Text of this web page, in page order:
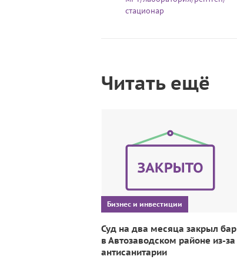
стационар
Читать ещё
Бизнес и инвестиции
Суд на два месяца закрыл бар
в Автозаводском районе из-за
антисанитарии